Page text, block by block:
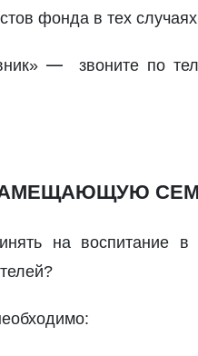
фонда в тех
—
звоните по
на воспитание в